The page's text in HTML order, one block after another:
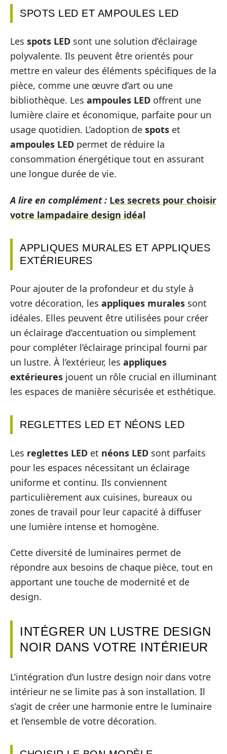
SPOTS LED ET AMPOULES LED
Les spots LED sont une solution d’éclairage
polyvalente. Ils peuvent être orientés pour
mettre en valeur des éléments spécifiques de la
pièce, comme une œuvre d’art ou une
bibliothèque. Les ampoules LED offrent une
lumière claire et économique, parfaite pour un
usage quotidien. L’adoption de spots et
ampoules LED permet de réduire la
consommation énergétique tout en assurant
une longue durée de vie.
A lire en complément : Les secrets pour choisir
votre lampadaire design idéal
APPLIQUES MURALES ET APPLIQUES
EXTÉRIEURES
Pour ajouter de la profondeur et du style à
votre décoration, les appliques murales sont
idéales. Elles peuvent être utilisées pour créer
un éclairage d’accentuation ou simplement
pour compléter l’éclairage principal fourni par
un lustre. À l’extérieur, les appliques
extérieures jouent un rôle crucial en illuminant
les espaces de manière sécurisée et esthétique.
REGLETTES LED ET NÉONS LED
Les reglettes LED et néons LED sont parfaits
pour les espaces nécessitant un éclairage
uniforme et continu. Ils conviennent
particulièrement aux cuisines, bureaux ou
zones de travail pour leur capacité à diffuser
une lumière intense et homogène.
Cette diversité de luminaires permet de
répondre aux besoins de chaque pièce, tout en
apportant une touche de modernité et de
design.
INTÉGRER UN LUSTRE DESIGN
NOIR DANS VOTRE INTÉRIEUR
L’intégration d’un lustre design noir dans votre
intérieur ne se limite pas à son installation. Il
s’agit de créer une harmonie entre le luminaire
et l’ensemble de votre décoration.